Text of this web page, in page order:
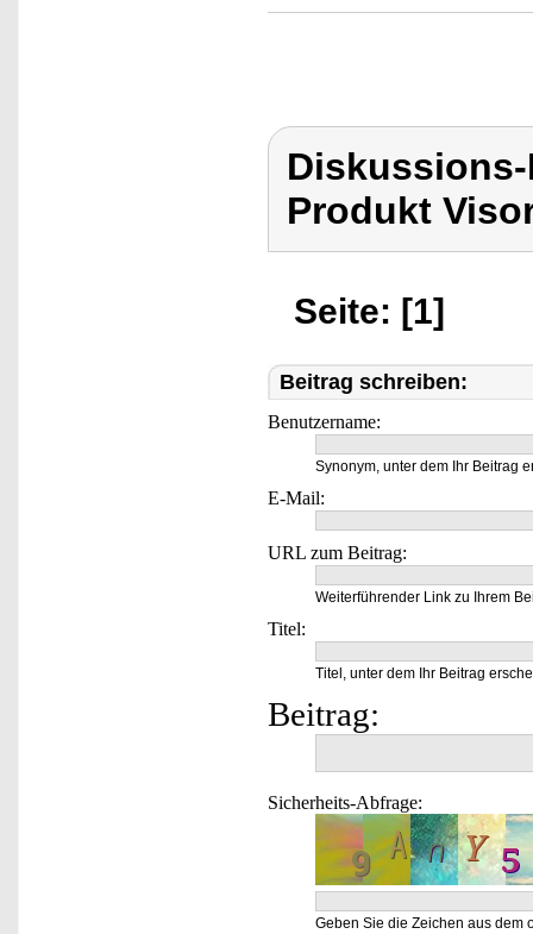
Produkt
Seite: [1]
Beitrag schreiben:
Benutzername:
Synonym, unter dem Ihr Beitrag
E-Mail:
URL zum Beitrag:
Weiterführender Link zu Ihrem
Titel:
Titel, unter dem Ihr Beitrag
Beitrag:
Sicherheits-Abfrage:
Geben Sie die Zeichen aus dem